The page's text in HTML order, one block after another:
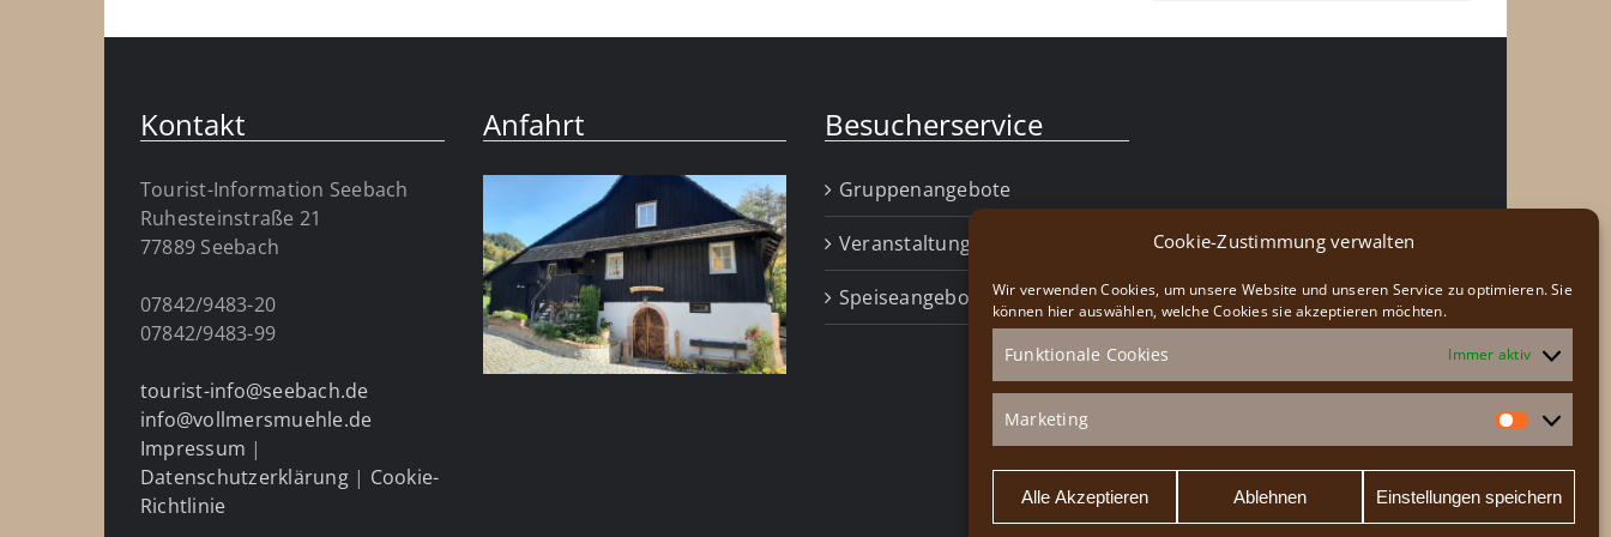
Cookie-Zustimmung verwalten
Wir verwenden Cookies, um unsere Website und unseren Service zu optimieren. Sie
können hier auswählen, welche Cookies sie akzeptieren möchten.
Funktionale Cookies Immer aktiv
Marketing
Alle Akzeptieren Ablehnen Einstellungen speichern
Kontakt
Tourist-Information Seebach
Ruhesteinstraße 21
77889 Seebach
07842/9483-20
07842/9483-99
tourist-info@seebach.de
info@vollmersmuehle.de
Impressum |
Datenschutzerklärung| Cookie-
Richtlinie
Anfahrt Besucherservice
Gruppenangebote
Veranstaltungen
Speiseangebot